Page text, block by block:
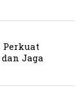
Perkuat
Jaga